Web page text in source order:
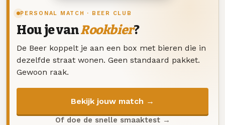
PERSONAL MATCH · BEER CLUB
Hou je vanRookbier?
De Beer koppelt je aan een box met bieren die in
dezelfde straat wonen. Geen standaard pakket.
Gewoon raak.
Bekijk jouw match →
Of doe de snelle smaaktest →